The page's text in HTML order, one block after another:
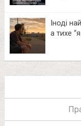
Іноді
а тихе